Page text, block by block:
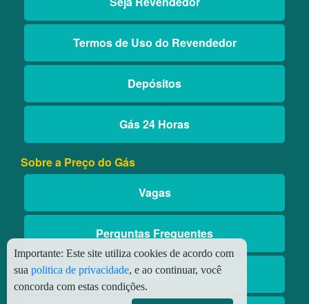
Termos de Uso do Revendedor
Depósitos
Gás 24 Horas
Sobre a Preço do Gás
Vagas
Perguntas Frequentes
Blog
Importante: Este site utiliza cookies de acordo com
sua politica de privacidade, e ao continuar, você
concorda com estas condições.